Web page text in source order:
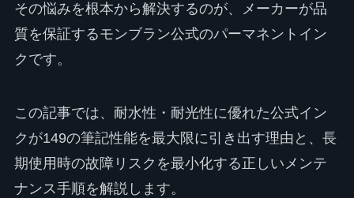
その悩みを根本から解決するのが、メーカーが品
質を保証するモンブラン公式のパーマネントイン
クです。
この記事では、耐水性・耐光性に優れた公式イン
クが149の筆記性能を最大限に引き出す理由と、長
期使用時の故障リスクを最小化する正しいメンテ
ナンス手順を解説します。